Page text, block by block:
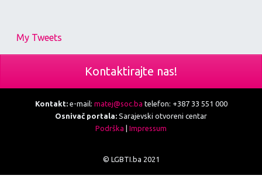
My Tweets
Kontaktirajte nas!
Kontakt:e-mail: matej@soc.ba telefon: +387 33 551 000
Osnivač portala: Sarajevski otvoreni centar
Podrška | Impressum
© LGBTI.ba 2021